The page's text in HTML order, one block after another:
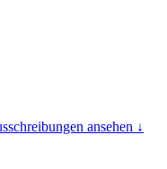
ansehen ↓